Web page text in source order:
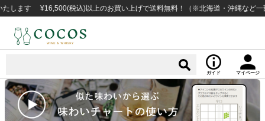
¥16,500(税込)以上のお買い上げで送料無料！（※北海道・沖縄など一部例外
ガイド マイページ